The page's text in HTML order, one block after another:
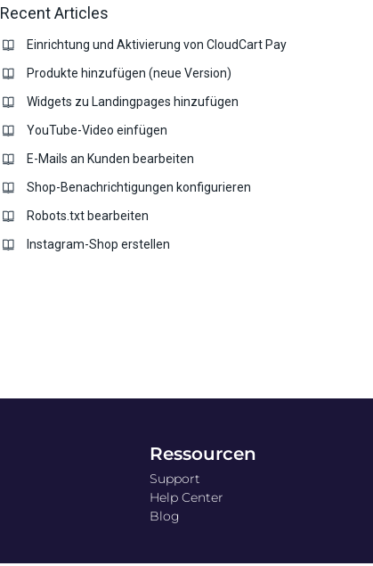
Recent Articles
Einrichtung und Aktivierung von CloudCart Pay
Produkte hinzufügen (neue Version)
Widgets zu Landingpages hinzufügen
YouTube-Video einfügen
E-Mails an Kunden bearbeiten
Shop-Benachrichtigungen konfigurieren
Robots.txt bearbeiten
Instagram-Shop erstellen
Ressourcen
Support
Help Center
Blog